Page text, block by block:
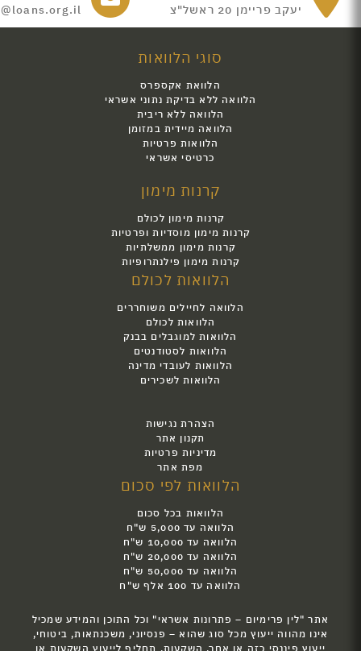
יעקב פריימן 20 ראשל"צ
סוגי הלוואות
הלוואת אקספרס
הלוואה ללא בדיקת נתוני אשראי
הלוואה ללא ריבית
הלוואה מיידית במזומן
הלוואות פרטיות
כרטיסי אשראי
קרנות מימון
קרנות מימון לכולם
קרנות מימון מוסדיות ופרטיות
קרנות מימון ממשלתיות
קרנות מימון פילנתרופיות
הלוואות לכולם
הלוואה לחיילים משוחררים
הלוואות לכולם
הלוואות למוגבלים בבנק
הלוואות לסטודנטים
הלוואות לעובדי מדינה
הלוואות לשכירים
הצהרת נגישות
תקנון אתר
מדיניות פרטיות
מפת אתר
הלוואות לפי סכום
הלוואות בכל סכום
הלוואה עד 5,000 ש"ח
הלוואה עד 10,000 ש"ח
הלוואה עד 20,000 ש"ח
הלוואה עד 50,000 ש"ח
הלוואה עד 100 אלף ש"ח
אתר "לין פרימיום – פתרונות אשראי" וכל התוכן והמידע שמכיל
אינו מהווה ייעוץ מכל סוג שהוא – פנסיוני, משכנתאות, ביטוחי,
ייעוץ פיננסי כזה או אחר, השקעות, תחליף לייעוץ השקעות או